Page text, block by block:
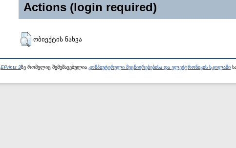
Actions (login required)
ობიექტის ნახვა
EPrints 3ზე რომელიც შემუშავებულია კომპიუტერული მეცნიერებებისა და ელექტრონიკის სკოლაში